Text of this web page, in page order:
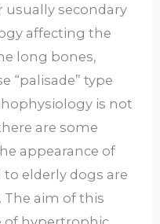
usually secondary
affecting the
long bones,
“palisade” type
is not
are some
appearance of
to elderly dogs are
aim of this